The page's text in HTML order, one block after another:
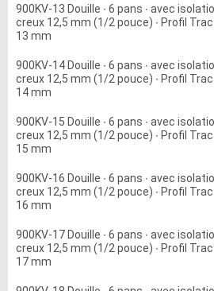
900KV-13 Douille ∙ 6 pans ∙ avec
creux 12,5 mm (1/2 pouce) ∙ Profil
13 mm
900KV-14 Douille ∙ 6 pans ∙ avec
creux 12,5 mm (1/2 pouce) ∙ Profil
14 mm
900KV-15 Douille ∙ 6 pans ∙ avec
creux 12,5 mm (1/2 pouce) ∙ Profil
15 mm
900KV-16 Douille ∙ 6 pans ∙ avec
creux 12,5 mm (1/2 pouce) ∙ Profil
16 mm
900KV-17 Douille ∙ 6 pans ∙ avec
creux 12,5 mm (1/2 pouce) ∙ Profil
17 mm